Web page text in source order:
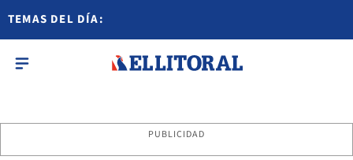
TEMAS DEL DÍA:
PUBLICIDAD